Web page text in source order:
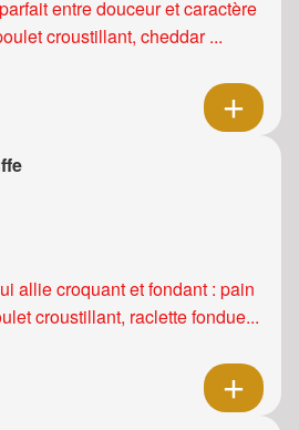
entre douceur et caractère
croustillant, cheddar ...
allie croquant et fondant : pain
croustillant, raclette fondue...